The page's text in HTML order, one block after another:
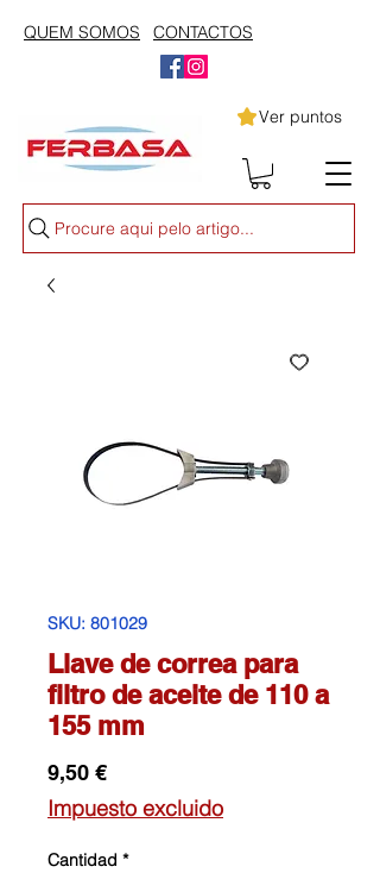
QUEM SOMOS CONTACTOS
Ver puntos
Procure aqui pelo artigo...
SKU: 801029
Llave de correa para
filtro de aceite de 110 a
155 mm
9,50 €Precio
Impuesto excluido
Cantidad *